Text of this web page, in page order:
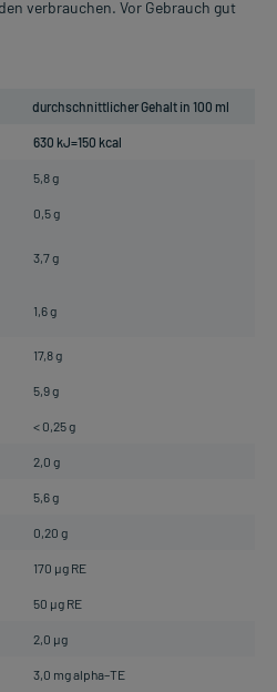
verbrauchen. Vor Gebrauch gut
durchschnittlicher Gehalt in 100 ml
630 kJ=150 kcal
5,8 g
0,5 g
3,7 g
1,6 g
17,8 g
5,9 g
< 0,25 g
2,0 g
5,6 g
0,20 g
170 µg RE
50 µg RE
2,0 µg
3,0 mg alpha–TE